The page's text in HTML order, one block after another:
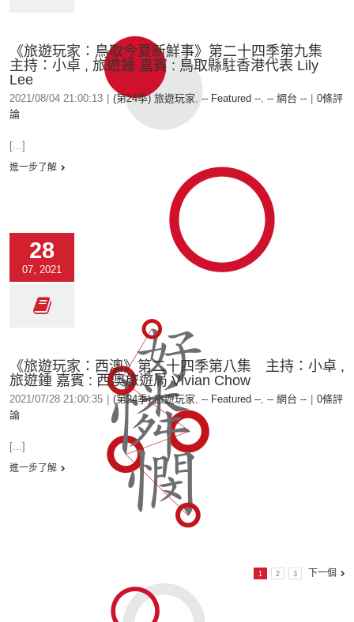
《旅遊玩家：鳥取今夏新鮮事》第二十四季第九集
主持：小卓 , 旅遊鍾 嘉賓 : 鳥取縣駐香港代表 Lily
Lee
2021/08/04 21:00:13 (第24季) 旅遊玩家, -- Featured --, -- 網台 --
0條評
論
[...]
進一步了解
28
07, 2021
《旅遊玩家：西澳》第二十四季第八集 主持：小卓 ,
旅遊鍾 嘉賓 : 西澳旅遊局 Vivian Chow
2021/07/28 21:00:35 (第24季) 旅遊玩家, -- Featured --, -- 網台 --
0條評
論
[...]
進一步了解
1 2 3 下一個